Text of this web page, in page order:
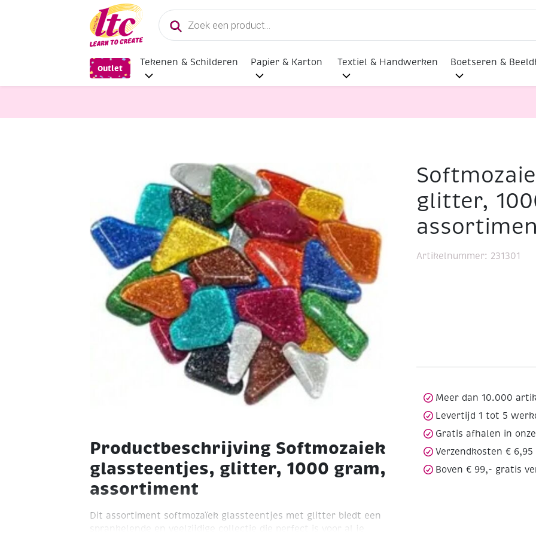
Producten
zoeken
Outlet
Tekenen & Schilderen Papier & Karton Textiel & Handwerken Boetseren &
Mozaieken Softmozaiek glassteentjes, glitter, 1000 gram, assortiment
Productbeschrijving Softmozaiek
glassteentjes, glitter, 1000 gram,
assortiment
Dit assortiment softmozaïek glassteentjes met glitter biedt een
sprankelende en veelzijdige collectie die perfect is voor al je
glitter,
Artikelnummer: 231301
Meer dan 10.000
Levertijd 1 tot 5
Gratis afhalen in
Verzendkosten € 6,95
Boven € 99,- gratis